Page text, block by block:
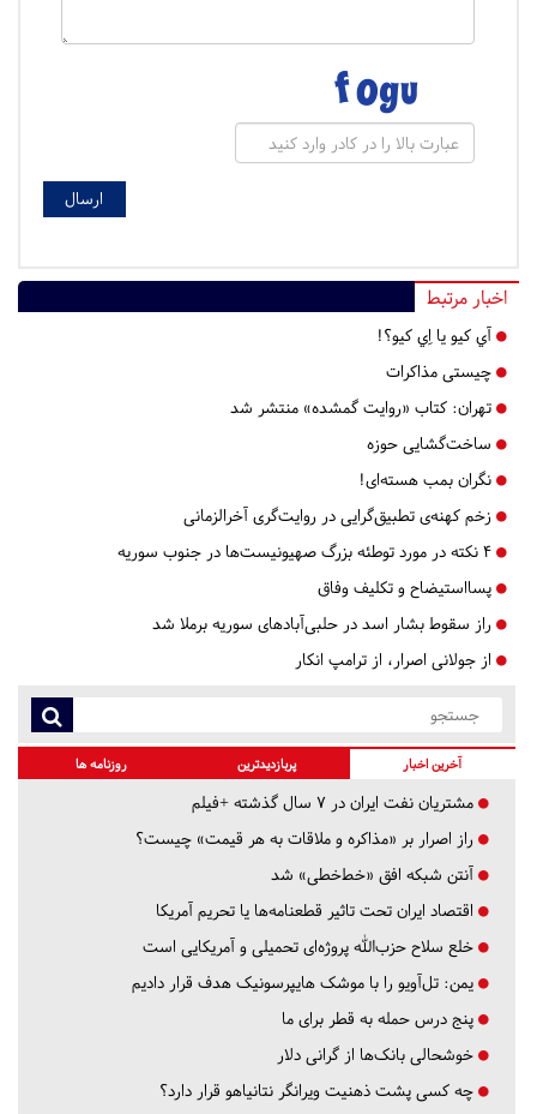
اخبار مرتبط
آي كيو يا اِي كيو؟!
چيستی مذاكرات
تهران: کتاب «روایت گمشده» منتشر شد
ساخت‌گشايی حوزه
نگران بمب هسته‌ای!
زخم کهنه‌ی تطبیق‌گرایی در روایت‌گری آخرالزمانی
۴ نکته در مورد توطئه بزرگ صهیونیست‌ها در جنوب سوریه
پسااستيضاح و تكليف وفاق
راز سقوط بشار اسد در حلبی‌آبادهای سوریه برملا شد
از جولانی اصرار، از ترامپ انکار
آخرین اخبار پربازدیدترین روزنامه ها
مشتریان نفت ایران در ۷ سال گذشته +فیلم
راز اصرار بر «مذاکره و ملاقات به هر قیمت» چیست؟
آنتن شبکه افق «خط‌خطی» شد
اقتصاد ایران تحت تاثیر قطعنامه‌ها یا تحریم‌ آمریکا
خلع سلاح حزب‌الله پروژه‌ای تحمیلی و آمریکایی است
یمن: تل‌آویو را با موشک هایپرسونیک هدف قرار دادیم
پنج درس‌ حمله به قطر برای ما
خوشحالی بانک‌ها از گرانی دلار
چه کسی پشت ذهنیت ویرانگر نتانیاهو قرار دارد؟